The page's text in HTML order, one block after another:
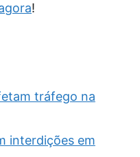
!
tráfego na
interdições em